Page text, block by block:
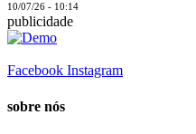
10/07/26 - 10:14
publicidade
Facebook Instagram
sobre nós